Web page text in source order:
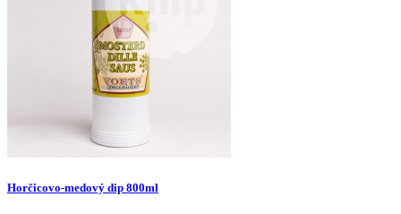
Horčicovo-medový dip 800ml